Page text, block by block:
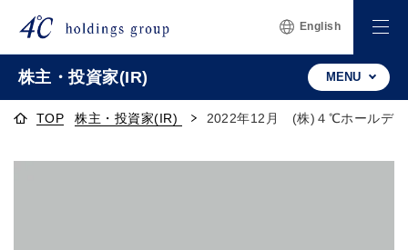
English
株主・投資家(IR) MENU
TOP 株主・投資家(IR) 2022年12月 (株)４℃ホールディ